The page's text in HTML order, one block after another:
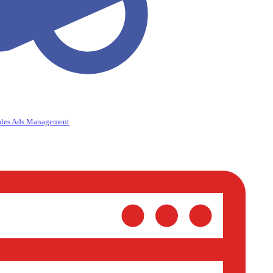
Ads Management